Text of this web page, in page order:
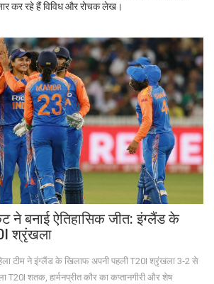
कर रहे हैं विविध और रोचक लेख।
ने बनाई ऐतिहासिक जीत: इंग्लैंड के
श्रृंखला
टीम ने इंग्लैंड के खिलाफ अपनी पहली T20I श्रृंखला 3‑2 से
T20I शतक, हार्मनप्रीत कौर का कप्तानगीरी और शेष